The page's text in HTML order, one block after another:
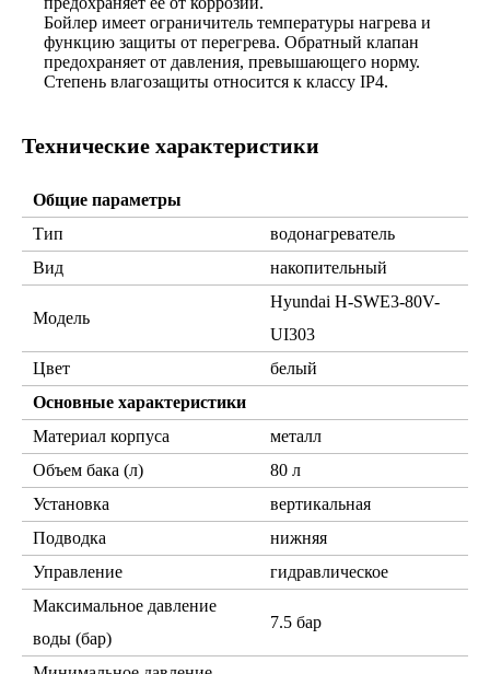
Бойлер имеет ограничитель температуры нагрева и
функцию защиты от перегрева. Обратный клапан
предохраняет от давления, превышающего норму.
Степень влагозащиты относится к классу IP4.
Технические характеристики
Общие параметры
Тип
водонагреватель
Вид
накопительный
Модель
Hyundai H-SWE3-80V-
UI303
Цвет
белый
Основные характеристики
Материал корпуса
металл
Объем бака (л)
80 л
Установка
вертикальная
Подводка
нижняя
Управление
гидравлическое
Максимальное давление
воды (бар)
7.5 бар